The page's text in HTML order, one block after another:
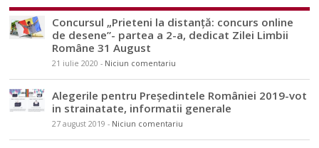
Concursul „Prieteni la distanță: concurs online
de desene”- partea a 2-a, dedicat Zilei Limbii
Române 31 August
21 iulie 2020 - Niciun comentariu
Alegerile pentru Președintele României 2019-vot
in strainatate, informatii generale
27 august 2019 - Niciun comentariu